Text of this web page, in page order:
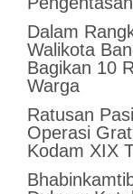
Dalam
Walikota
Bagikan 10
Warga
Ratusan
Operasi
Kodam XIX